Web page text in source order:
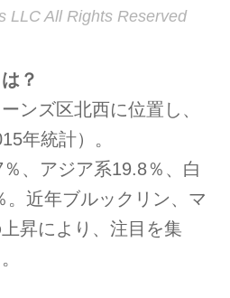
LLC All Rights Reserved
？
ンズ区北西に位置し、
年統計）。
、アジア系19.8％、白
。近年ブルックリン、マ
昇により、注目を集